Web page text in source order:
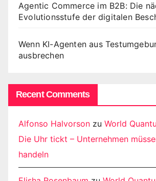
Agentic Commerce im B2B: Die
Evolutionsstufe der digitalen
Wenn KI-Agenten aus
ausbrechen
Recent Comments
Alfonso Halvorson zu World
Die Uhr tickt – Unternehmen
handeln